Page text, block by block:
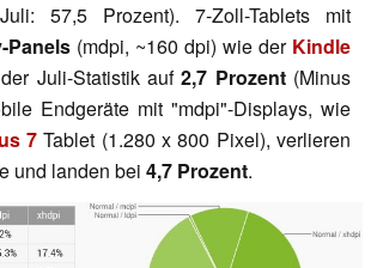
57,5 Prozent). 7-Zoll-Tablets mit
Panels (mdpi, ~160 dpi) wie der Kindle
Juli-Statistik auf2,7 Prozent(Minus
Endgeräte mit "mdpi"-Displays, wie
7 Tablet (1.280 x 800 Pixel), verlieren
und landen bei 4,7 Prozent.